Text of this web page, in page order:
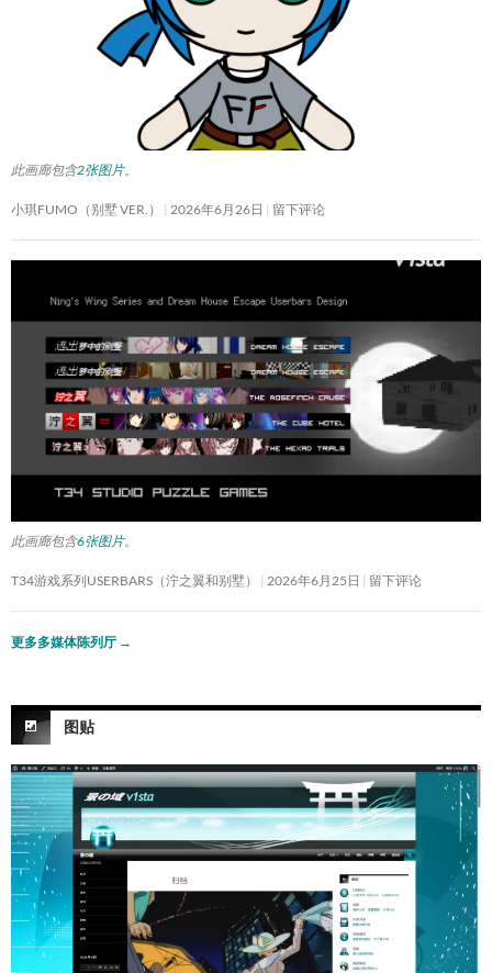
此画廊包含2张图片。
小琪FUMO（别墅 VER.） 2026年6月26日 留下评论
此画廊包含6张图片。
T34游戏系列USERBARS（泞之翼和别墅） 2026年6月25日 留下评论
更多多媒体陈列厅 →
图贴